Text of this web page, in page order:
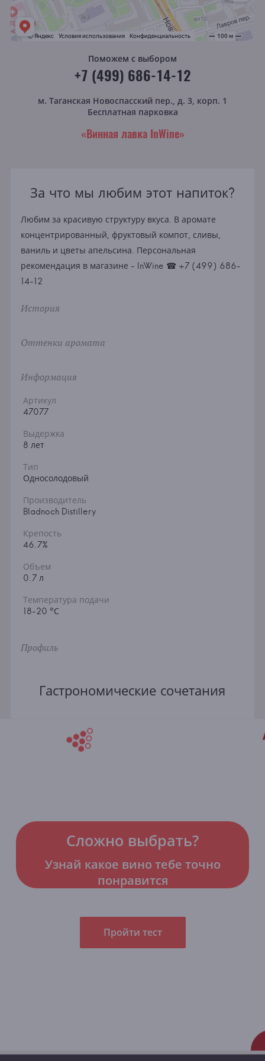
Поможем с выбором
+7 (499) 686-14-12
м. Таганская Новоспасский пер., д. 3, корп. 1
Бесплатная парковка
«Винная лавка InWine»
За что мы любим этот напиток?
Любим за красивую структуру вкуса. В аромате
концентрированный, фруктовый компот, сливы,
ваниль и цветы апельсина. Персональная
рекомендация в магазине - InWine ☎ +7 (499) 686-
14-12
История
Оттенки аромата
Информация
Артикул
47077
Выдержка
8 лет
Тип
Односолодовый
Производитель
Bladnoch Distillery
Крепость
46.7%
Объем
0.7 л
Температура подачи
18-20 °С
Профиль
Гастрономические сочетания
Сложно выбрать?
Узнай какое вино тебе точно
понравится
Пройти тест